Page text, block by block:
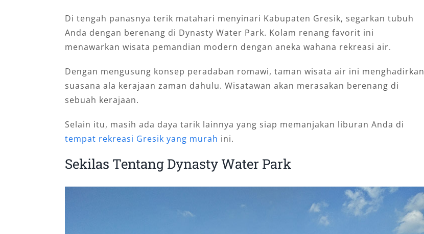
Di tengah panasnya terik matahari menyinari Kabupaten Gresik, segarkan tubuh
Anda dengan berenang di Dynasty Water Park. Kolam renang favorit ini
menawarkan wisata pemandian modern dengan aneka wahana rekreasi air.
Dengan mengusung konsep peradaban romawi, taman wisata air ini menghadirkan
suasana ala kerajaan zaman dahulu. Wisatawan akan merasakan berenang di
sebuah kerajaan.
Selain itu, masih ada daya tarik lainnya yang siap memanjakan liburan Anda di
tempat rekreasi Gresik yang murah ini.
Sekilas Tentang Dynasty Water Park